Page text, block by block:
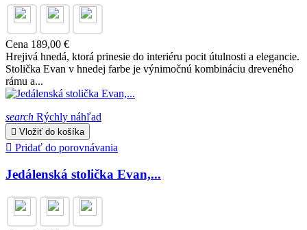
Cena 189,00 €
Hrejivá hnedá, ktorá prinesie do interiéru pocit útulnosti a elegancie.
Stolička Evan v hnedej farbe je výnimočnú kombináciu dreveného
rámu a...
search Rýchly náhľad
 Vložiť do košíka
 Pridať do porovnávania
Jedálenská stolička Evan,...